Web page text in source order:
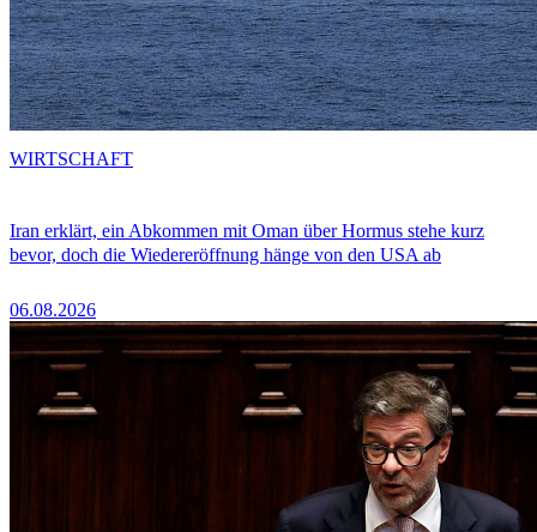
Iran erklärt, ein Abkommen mit Oman über Hormus stehe kurz
bevor, doch die Wiedereröffnung hänge von den USA ab
06.08.2026
WIRTSCHAFT